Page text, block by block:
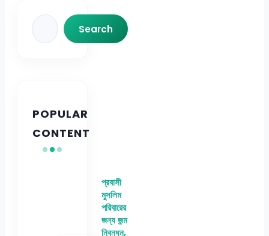
Search
Search
POPULAR
CONTENT
প্রবাসী
মুসলিম
পরিবারের
জন্য জন্ম
নিবন্ধন,